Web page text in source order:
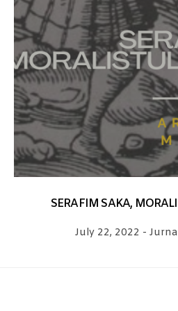
SERAFIM SAKA,
July 22, 2022 -